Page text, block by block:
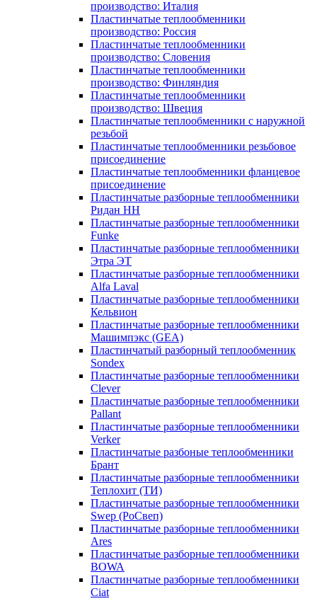
производство: Италия
Пластинчатые теплообменники
производство: Россия
Пластинчатые теплообменники
производство: Словения
Пластинчатые теплообменники
производство: Финляндия
Пластинчатые теплообменники
производство: Швеция
Пластинчатые теплообменники с наружной
резьбой
Пластинчатые теплообменники резьбовое
присоединение
Пластинчатые теплообменники фланцевое
присоединение
Пластинчатые разборные теплообменники
Ридан НН
Пластинчатые разборные теплообменники
Funke
Пластинчатые разборные теплообменники
Этра ЭТ
Пластинчатые разборные теплообменники
Alfa Laval
Пластинчатые разборные теплообменники
Кельвион
Пластинчатые разборные теплообменники
Машимпэкс (GEA)
Пластинчатый разборный теплообменник
Sondex
Пластинчатые разборные теплообменники
Clever
Пластинчатые разборные теплообменники
Pallant
Пластинчатые разборные теплообменники
Verker
Пластинчатые разбоные теплообменники
Брант
Пластинчатые разборные теплообменники
Теплохит (ТИ)
Пластинчатые разборные теплообменники
Swep (РоСвеп)
Пластинчатые разборные теплообменники
Ares
Пластинчатые разборные теплообменники
BOWA
Пластинчатые разборные теплообменники
Ciat